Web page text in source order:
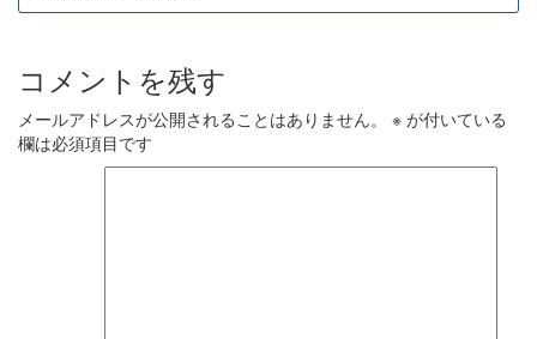
コメントを残す
メールアドレスが公開されることはありません。 ※ が付いている
欄は必須項目です